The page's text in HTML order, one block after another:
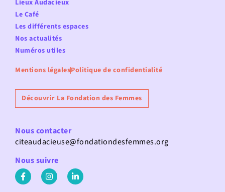
Lieux Audacieux
Le Café
Les différents espaces
Nos actualités
Numéros utiles
Mentions légalesPolitique de confidentialité
Découvrir La Fondation des Femmes
Nous contacter
citeaudacieuse@fondationdesfemmes.org
Nous suivre